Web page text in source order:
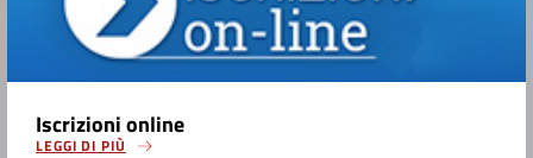
Iscrizioni online
LEGGI DI PIÙ